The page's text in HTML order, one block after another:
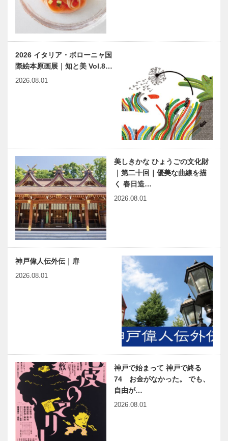
2026 イタリア・ボローニャ国
際絵本原画展｜知と美 Vol.8…
2026.08.01
美しきかな ひょうごの文化財
｜第二十回｜優美な曲線を描
く 春日造…
2026.08.01
神戸偉人伝外伝｜扉
2026.08.01
神戸で始まって 神戸で終る
74 お金がなかった。 でも、
自由が…
2026.08.01